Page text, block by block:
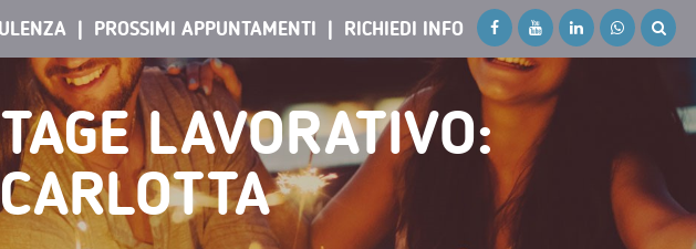
RICHIEDI INFO
PROSSIMI APPUNTAMENTI
LAVORATIVO: